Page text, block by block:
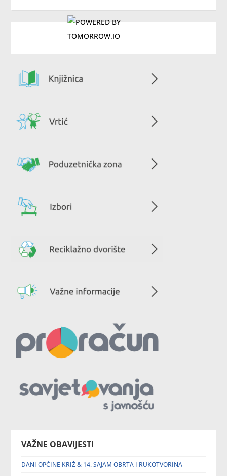
VAŽNE OBAVIJESTI
DANI OPĆINE KRIŽ & 14. SAJAM OBRTA I RUKOTVORINA